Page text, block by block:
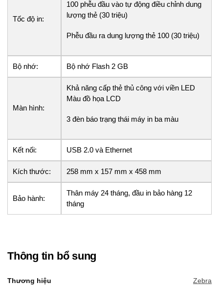
Tốc độ in:
100 phễu đầu vào tự động điều chỉnh dung
lượng thẻ (30 triệu)
Phễu đầu ra dung lượng thẻ 100 (30 triệu)
Bộ nhớ: Bộ nhớ Flash 2 GB
Màn hình:
Khả năng cấp thẻ thủ công với viền LED
Màu đồ họa LCD
3 đèn báo trạng thái máy in ba màu
Kết nối: USB 2.0 và Ethernet
Kích thước: 258 mm x 157 mm x 458 mm
Bảo hành:
Thân máy 24 tháng, đầu in bảo hàng 12
tháng
Thông tin bổ sung
Thương hiệu Zebra